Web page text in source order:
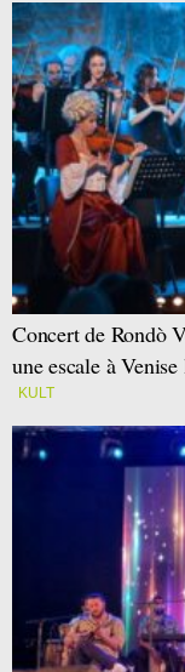
Concert de Rondò
une escale à
KULT